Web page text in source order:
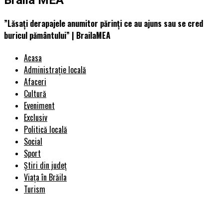
”Lăsați derapajele anumitor părinți ce au ajuns sau se cred
buricul pământului” | BrailaMEA
Acasa
Administrație locală
Afaceri
Cultură
Eveniment
Exclusiv
Politică locală
Social
Sport
Știri din județ
Viața în Brăila
Turism